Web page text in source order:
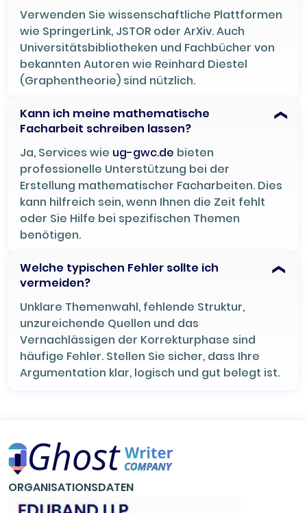
Verwenden Sie wissenschaftliche Plattformen
wie SpringerLink, JSTOR oder ArXiv. Auch
Universitätsbibliotheken und Fachbücher von
bekannten Autoren wie Reinhard Diestel
(Graphentheorie) sind nützlich.
Kann ich meine mathematische
Facharbeit schreiben lassen?
Ja, Services wie ug-gwc.de bieten
professionelle Unterstützung bei der
Erstellung mathematischer Facharbeiten. Dies
kann hilfreich sein, wenn Ihnen die Zeit fehlt
oder Sie Hilfe bei spezifischen Themen
benötigen.
Welche typischen Fehler sollte ich
vermeiden?
Unklare Themenwahl, fehlende Struktur,
unzureichende Quellen und das
Vernachlässigen der Korrekturphase sind
häufige Fehler. Stellen Sie sicher, dass Ihre
Argumentation klar, logisch und gut belegt ist.
ORGANISATIONSDATEN